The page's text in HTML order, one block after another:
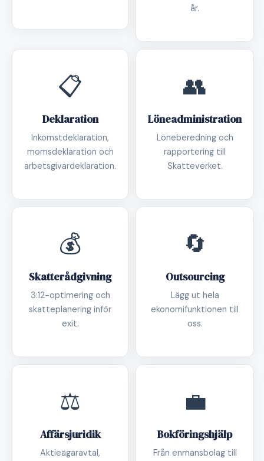
år.
📋
Deklaration
Inkomstdeklaration,
momsdeklaration och
arbetsgivardeklaration.
👥
Löneadministration
Löneberedning och
rapportering till
Skatteverket.
💰
Skatterådgivning
3:12-optimering och
skatteplanering inför
exit.
🔄
Outsourcing
Lägg ut hela
ekonomifunktionen till
oss.
⚖️
Affärsjuridik
Aktieägaravtal,
💼
Bokföringshjälp
Från enmansbolag till